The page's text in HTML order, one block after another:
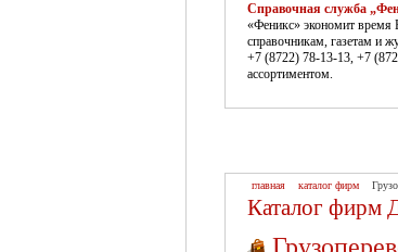
Справочная служба
«Феникс» экономит время
справочникам, газетам и
+7 (8722) 78-13-13, +7
ассортиментом.
главная каталог фирм
Каталог фирм